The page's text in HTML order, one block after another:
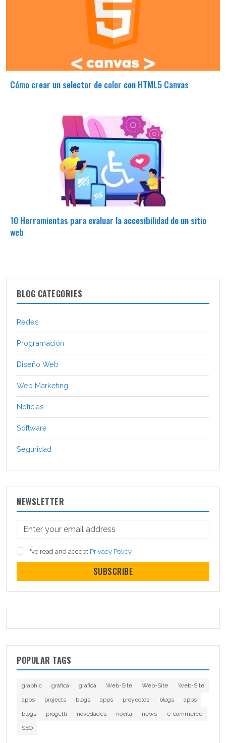
Cómo crear un selector de color con HTML5 Canvas
10 Herramientas para evaluar la accesibilidad de un sitio
web
BLOG CATEGORIES
Redes
Programación
Diseño Web
Web Marketing
Noticias
Software
Seguridad
NEWSLETTER
I've read and accept Privacy Policy
SUBSCRIBE
POPULAR TAGS
graphic grafica grafica Web-Site Web-Site
Web-Site
apps
projects blogs apps proyectos blogs
apps
blogs
progetti novedades novità news
e-commerce
SEO